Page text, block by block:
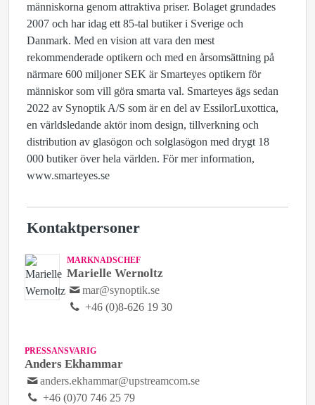
människorna genom attraktiva priser. Bolaget grundades
2007 och har idag ett 85-tal butiker i Sverige och
Danmark. Med en vision att vara den mest
rekommenderade optikern och med en årsomsättning på
närmare 600 miljoner SEK är Smarteyes optikern för
människor som vill göra smarta val. Smarteyes ägs sedan
2022 av Synoptik A/S som är en del av EssilorLuxottica,
en världsledande aktör inom design, tillverkning och
distribution av glasögon och solglasögon med drygt 18
000 butiker över hela världen. För mer information,
www.smarteyes.se
Kontaktpersoner
MARKNADSCHEF
Marielle Wernoltz
mar@synoptik.se
+46 (0)8-626 19 30
PRESSANSVARIG
Anders Ekhammar
anders.ekhammar@upstreamcom.se
+46 (0)70 746 25 79